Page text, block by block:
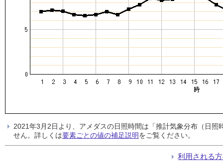
2021年3月2日より、アメダスの日照時間は「推計気象分布（日
せん。詳しくは要素ごとの値の補足説明をご覧ください。
利用される